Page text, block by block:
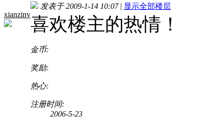
xianzinv
发表于 2009-1-14 10:07 | 显示全部楼层
喜欢楼主的热情！
金币:
奖励:
热心:
注册时间:
2006-5-23